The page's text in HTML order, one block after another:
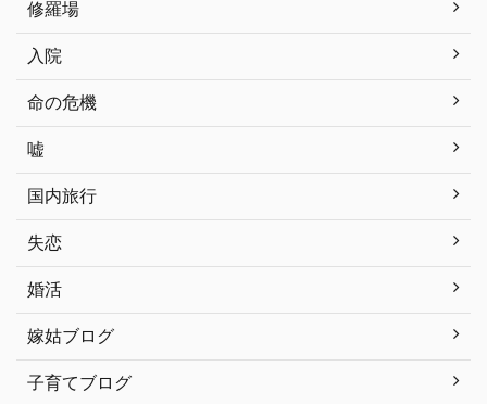
修羅場
入院
命の危機
嘘
国内旅行
失恋
婚活
嫁姑ブログ
子育てブログ